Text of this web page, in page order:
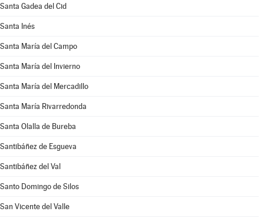
Santa Gadea del Cid
Santa Inés
Santa María del Campo
Santa María del Invierno
Santa María del Mercadillo
Santa María Rivarredonda
Santa Olalla de Bureba
Santibáñez de Esgueva
Santibáñez del Val
Santo Domingo de Silos
San Vicente del Valle